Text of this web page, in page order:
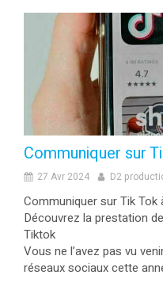
Communiquer sur
27 Avr 2024 D2
Communiquer sur Tik Tok
Découvrez la prestation
Tiktok
Vous ne l’avez pas vu
réseaux sociaux cette